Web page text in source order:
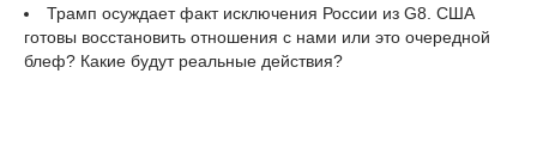
Трамп осуждает факт исключения России из G8. США
готовы восстановить отношения с нами или это очередной
блеф? Какие будут реальные действия?